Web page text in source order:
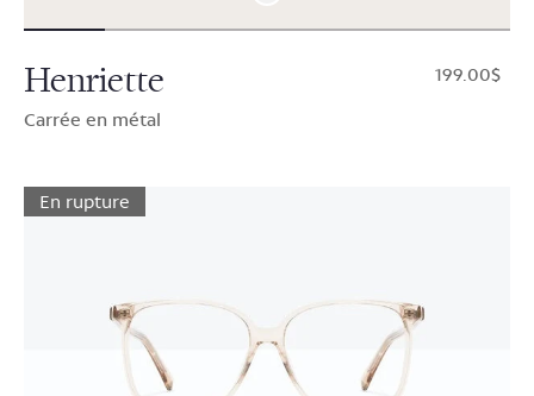
Henriette
Carrée en métal
$199.00
En rupture